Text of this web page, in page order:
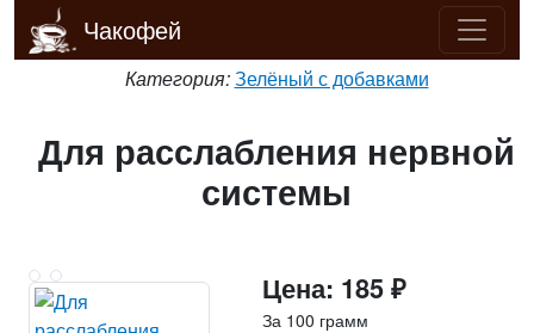
Чакофей
Категория:Зелёный с добавками
Для расслабления нервной
системы
Цена: 185 ₽
За 100 грамм